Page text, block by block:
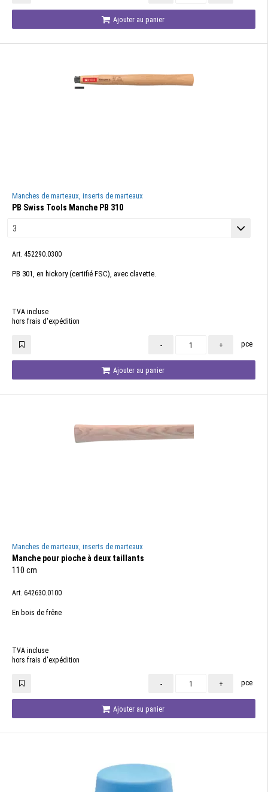
Ajouter au panier
Manches de marteaux, inserts de marteaux
PB Swiss Tools Manche PB 310
Art. 452290.0300
PB 301, en hickory (certifié FSC), avec clavette.
TVA incluse
hors frais d'expédition
- + pce
Ajouter au panier
Manches de marteaux, inserts de marteaux
Manche pour pioche à deux taillants
110 cm
Art. 642630.0100
En bois de frêne
TVA incluse
hors frais d'expédition
- + pce
Ajouter au panier